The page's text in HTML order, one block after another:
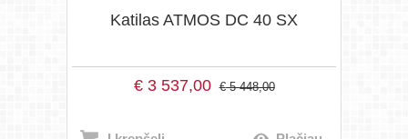
Katilas ATMOS DC 40 SX
€3 537,00 €5 448,00